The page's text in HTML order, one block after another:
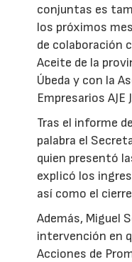
conjuntas es
los próximos
de colaboración
Aceite de la
Úbeda y con la
Empresarios AJE
Tras el informe
palabra el
quien presentó
explicó los
así como el
Además, Miguel
intervención en
Acciones de